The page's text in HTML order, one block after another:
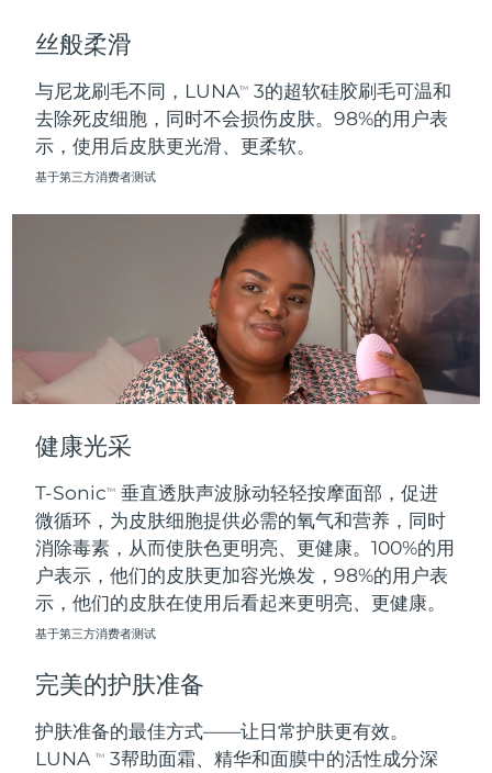
丝般柔滑
与尼龙刷毛不同，LUNATM
3的超软硅胶刷毛可温和
去除死皮细胞，同时不会损伤皮肤。98%的用户表
示，使用后皮肤更光滑、更柔软。
基于第三方消费者测试
健康光采
T-SonicTM
垂直透肤声波脉动轻轻按摩面部，促进
微循环，为皮肤细胞提供必需的氧气和营养，同时
消除毒素，从而使肤色更明亮、更健康。100%的用
户表示，他们的皮肤更加容光焕发，98%的用户表
示，他们的皮肤在使用后看起来更明亮、更健康。
基于第三方消费者测试
完美的护肤准备
护肤准备的最佳方式——让日常护肤更有效。
LUNATM
3帮助面霜、精华和面膜中的活性成分深
南非 预计送达日期8/18/26
韩国
预计送达日期 8/10/26
预计送达日期8/10/26
预计送达日期8/10/26
台湾 预计送达日期8/15/26
泰国
土耳其 预计送达日期8/11/26
阿拉伯联合酋长国 预计送达日期8/11/26
英国 预计送达日期8/10/26
美国
乌兹别克斯坦
越南 预计送达日期